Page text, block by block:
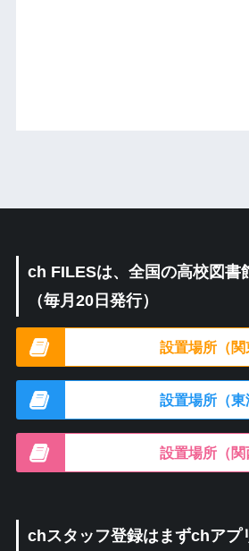
ch FILESは、全国の高校図書
（毎月20日発行）
設置場所（関
設置場所（東
設置場所（関
chスタッフ登録はまずchアプ